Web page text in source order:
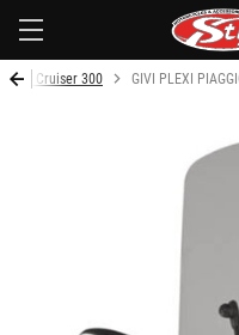
Cruiser 300 GIVI PLEXI